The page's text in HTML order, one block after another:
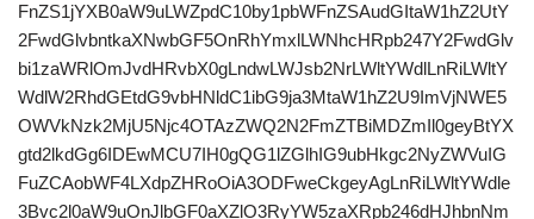
FnZS1jYXB0aW9uLWZpdC10by1pbWFnZSAudGItaW1hZ2UtY
2FwdGlvbntkaXNwbGF5OnRhYmxlLWNhcHRpb247Y2FwdGlv
bi1zaWRlOmJvdHRvbX0gLndwLWJsb2NrLWltYWdlLnRiLWltY
WdlW2RhdGEtdG9vbHNldC1ibG9ja3MtaW1hZ2U9ImVjNWE5
OWVkNzk2MjU5Njc4OTAzZWQ2N2FmZTBiMDZmIl0geyBtYX
gtd2lkdGg6IDEwMCU7IH0gQG1lZGlhIG9ubHkgc2NyZWVuIG
FuZCAobWF4LXdpZHRoOiA3ODFweCkgeyAgLnRiLWltYWdle
3Bvc2l0aW9uOnJlbGF0aXZlO3RyYW5zaXRpb246dHJhbnNm